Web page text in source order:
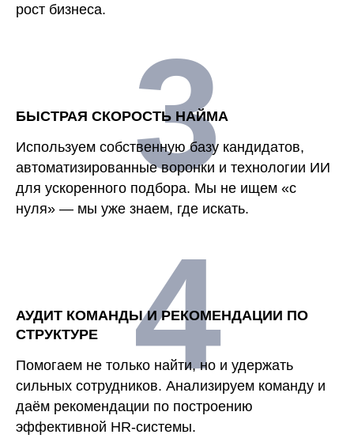
рост бизнеса.
БЫСТРАЯ СКОРОСТЬ НАЙМА
Используем собственную базу кандидатов,
автоматизированные воронки и технологии ИИ
для ускоренного подбора. Мы не ищем «с
нуля» — мы уже знаем, где искать.
3
АУДИТ КОМАНДЫ И РЕКОМЕНДАЦИИ ПО
СТРУКТУРЕ
Помогаем не только найти, но и удержать
сильных сотрудников. Анализируем команду и
даём рекомендации по построению
эффективной HR-системы.
4